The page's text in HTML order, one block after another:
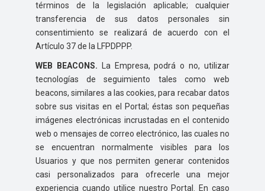
términos de la legislación aplicable; cualquier
transferencia de sus datos personales sin
consentimiento se realizará de acuerdo con el
Artículo 37 de la LFPDPPP.
WEB BEACONS. La Empresa, podrá o no, utilizar
tecnologías de seguimiento tales como web
beacons, similares a las cookies, para recabar datos
sobre sus visitas en el Portal; éstas son pequeñas
imágenes electrónicas incrustadas en el contenido
web o mensajes de correo electrónico, las cuales no
se encuentran normalmente visibles para los
Usuarios y que nos permiten generar contenidos
casi personalizados para ofrecerle una mejor
experiencia cuando utilice nuestro Portal. En caso